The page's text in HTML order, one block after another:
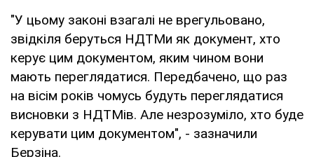
"У цьому законі взагалі не врегульовано,
звідкіля беруться НДТМи як документ, хто
керує цим документом, яким чином вони
мають переглядатися. Передбачено, що раз
на вісім років чомусь будуть переглядатися
висновки з НДТМів. Але незрозуміло, хто буде
керувати цим документом", - зазначили
Берзіна.